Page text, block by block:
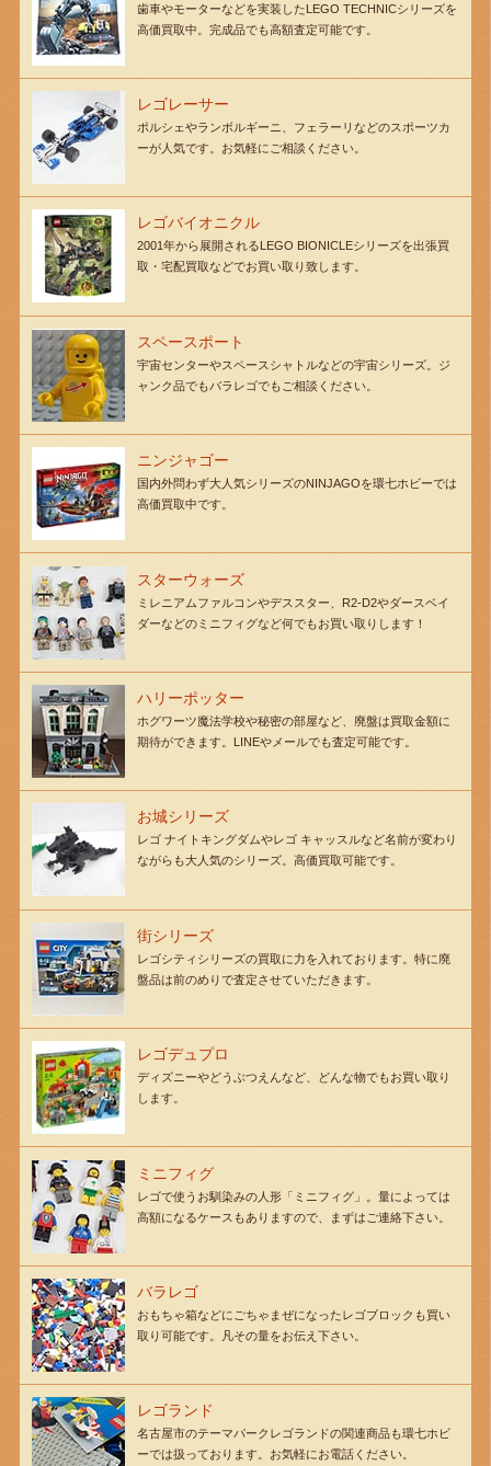
歯車やモーターなどを実装したLEGO TECHNICシリーズを
高価買取中。完成品でも高額査定可能です。
レゴレーサー
ポルシェやランボルギーニ、フェラーリなどのスポーツカ
ーが人気です。お気軽にご相談ください。
レゴバイオニクル
2001年から展開されるLEGO BIONICLEシリーズを出張買
取・宅配買取などでお買い取り致します。
スペースポート
宇宙センターやスペースシャトルなどの宇宙シリーズ。ジ
ャンク品でもバラレゴでもご相談ください。
ニンジャゴー
国内外問わず大人気シリーズのNINJAGOを環七ホビーでは
高価買取中です。
スターウォーズ
ミレニアムファルコンやデススター、R2-D2やダースベイ
ダーなどのミニフィグなど何でもお買い取りします！
ハリーポッター
ホグワーツ魔法学校や秘密の部屋など、廃盤は買取金額に
期待ができます。LINEやメールでも査定可能です。
お城シリーズ
レゴ ナイトキングダムやレゴ キャッスルなど名前が変わり
ながらも大人気のシリーズ。高価買取可能です。
街シリーズ
レゴシティシリーズの買取に力を入れております。特に廃
盤品は前のめりで査定させていただきます。
レゴデュプロ
ディズニーやどうぶつえんなど、どんな物でもお買い取り
します。
ミニフィグ
レゴで使うお馴染みの人形「ミニフィグ」。量によっては
高額になるケースもありますので、まずはご連絡下さい。
バラレゴ
おもちゃ箱などにごちゃまぜになったレゴブロックも買い
取り可能です。凡その量をお伝え下さい。
レゴランド
名古屋市のテーマパークレゴランドの関連商品も環七ホビ
ーでは扱っております。お気軽にお電話ください。